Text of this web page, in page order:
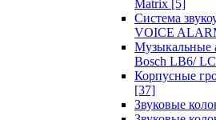
Matrix [5]
Система
VOICE
Музыкальные
Bosch LB6/
Корпусные
[37]
Звуковые